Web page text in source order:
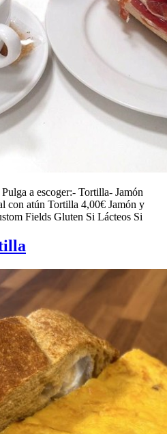
a escoger:- Tortilla- Jamón
con atún Tortilla 4,00€ Jamón y
Fields Gluten Si Lácteos Si